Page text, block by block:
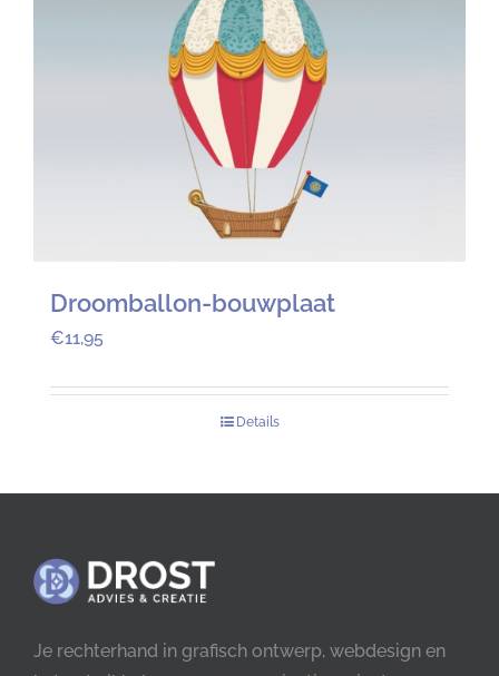
Droomballon-bouwplaat
€11,95
Details
Je rechterhand in grafisch ontwerp, webdesign en